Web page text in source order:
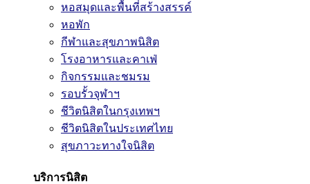
หอสมุดและพื้นที่สร้างสรรค์
หอพัก
กีฬาและสุขภาพนิสิต
โรงอาหารและคาเฟ่
กิจกรรมและชมรม
รอบรั้วจุฬาฯ
ชีวิตนิสิตในกรุงเทพฯ
ชีวิตนิสิตในประเทศไทย
สุขภาวะทางใจนิสิต
บริการนิสิต